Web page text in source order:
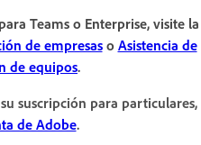
Teams o Enterprise, visite la
de empresaso Asistencia de
de equipos.
suscripción para particulares,
de Adobe.